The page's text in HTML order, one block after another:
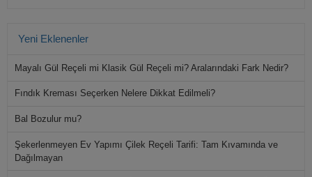
Yeni Eklenenler
Mayalı Gül Reçeli mi Klasik Gül Reçeli mi? Aralarındaki Fark Nedir?
Fındık Kreması Seçerken Nelere Dikkat Edilmeli?
Bal Bozulur mu?
Şekerlenmeyen Ev Yapımı Çilek Reçeli Tarifi: Tam Kıvamında ve
Dağılmayan